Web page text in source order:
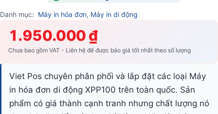
Danh mục: Máy in hóa đơn, Máy in di động
1.950.000 ₫
Chưa bao gồm VAT - Liên hệ để được báo giá tốt nhất theo số lượng
Viet Pos chuyên phân phối và lắp đặt các loại Máy
in hóa đơn di động XPP100 trên toàn quốc. Sản
phẩm có giá thành cạnh tranh nhưng chất lượng nó